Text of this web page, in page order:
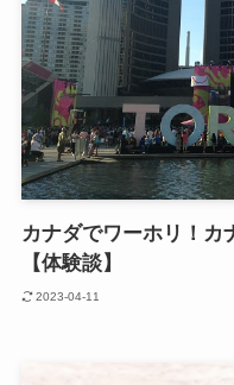
カナダでワーホリ！カ
【体験談】
2023-04-11